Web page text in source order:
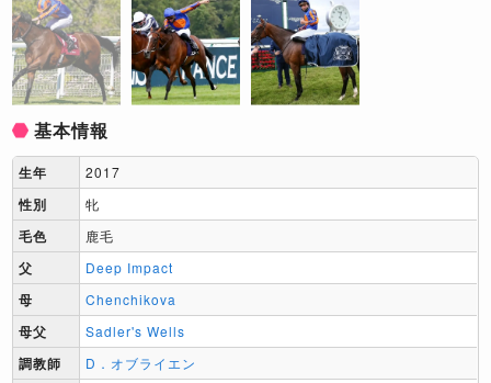
基本情報
生年 2017
性別 牝
毛色 鹿毛
父 Deep Impact
母 Chenchikova
母父 Sadler's Wells
調教師 D．オブライエン